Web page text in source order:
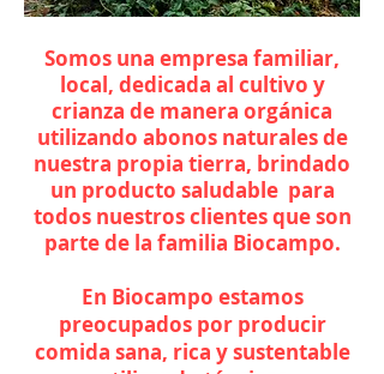
Somos una empresa familiar,
local, dedicada al cultivo y
crianza de manera orgánica
utilizando abonos naturales de
nuestra propia tierra, brindado
un producto saludable para
todos nuestros clientes que son
parte de la familia Biocampo.
En Biocampo estamos
preocupados por producir
comida sana, rica y sustentable